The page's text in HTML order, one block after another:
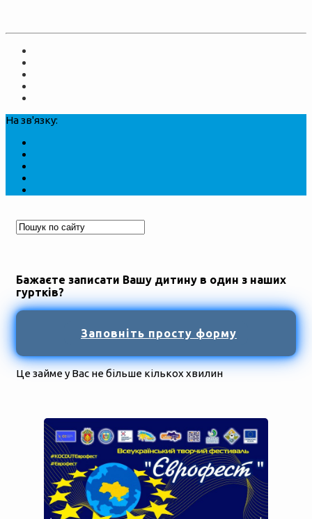
На зв'язку:
Бажаєте записати Вашу дитину в один з наших
гуртків?
Заповніть просту форму
Це займе у Вас не більше кількох хвилин